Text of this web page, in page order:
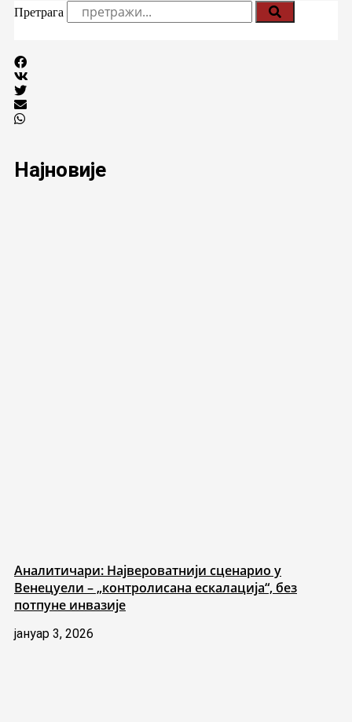
Претрага
Најновије
Аналитичари: Највероватнији сценарио у
Венецуели – „контролисана ескалација“, без
потпуне инвазије
јануар 3, 2026